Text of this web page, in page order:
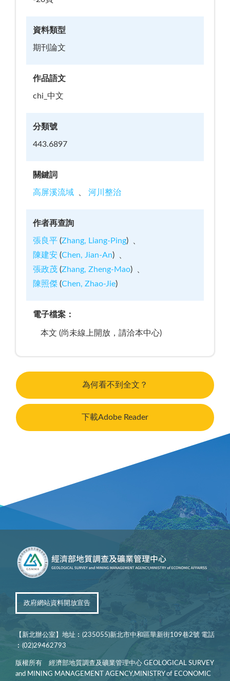
資料類型
期刊論文
作品語文
chi_中文
分類號
443.6897
關鍵詞
高屏溪流域 河川整治
作者再查詢
張良平(Zhang, Liang-Ping)
陳建安(Chen, Jian-An)
張政茂(Zhang, Zheng-Mao)
陳照傑(Chen, Zhao-Jie)
電子檔案：
本文 (尚未線上開放，請洽本中心)
為何看不到全文？
下載Adobe Reader
政府網站資料開放宣告
【新北辦公室】地址︰(235055)新北市中和區華新街109巷2號 電話
︰(02)29462793
版權所有 經濟部地質調查及礦業管理中心 GEOLOGICAL SURVEY
and MINING MANAGEMENT AGENCY,MINISTRY of ECONOMIC